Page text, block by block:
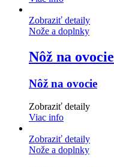
Zobraziť detaily
Nože a doplnky
Nôž na ovocie
Nôž na ovocie
Zobraziť detaily
Viac info
Zobraziť detaily
Nože a doplnky